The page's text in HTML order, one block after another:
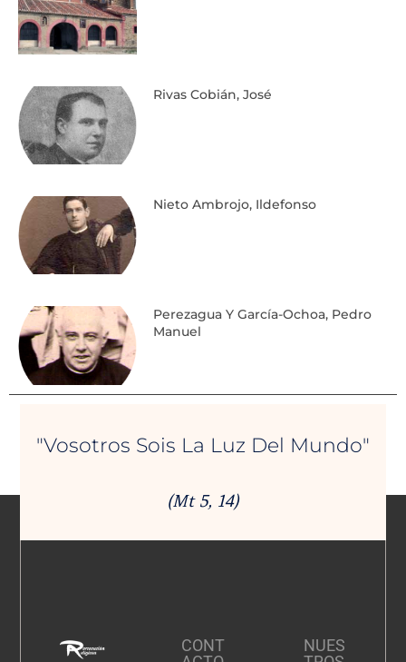
Rivas Cobián, José
Nieto Ambrojo, Ildefonso
Perezagua Y García-Ochoa, Pedro
Manuel
"Vosotros Sois La Luz Del Mundo"
(Mt 5, 14)
CONT
NUES